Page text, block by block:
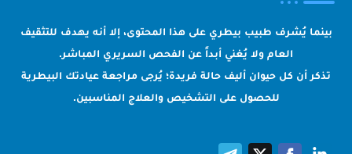
بينما يُشرف طبيب بيطري على هذا المحتوى، إلا أنه يهدف للتثقيف
العام ولا يُغني أبداً عن الفحص السريري المباشر.
تذكر أن كل حيوان أليف حالة فريدة؛ يُرجى مراجعة عيادتك البيطرية
للحصول على التشخيص والعلاج المناسبين.